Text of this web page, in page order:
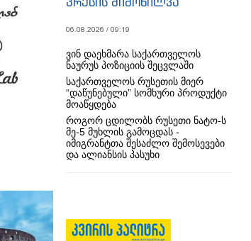
06.08.2026 / 09:19
ვინ დაეხმარა საქართველოს
ნაურუს პოზიციის შეცვლაში
საქართველოს რუსეთის მიერ
“დაწუნებული” სომხური პროდუქტი
მოაწყდება
როგორ ცდილობს რუსეთი ნატო-ს
მე-5 მუხლის გამოცდას -
იმიგრანტთა შესაძლო შემოსევები
და ალიანსის პასუხი